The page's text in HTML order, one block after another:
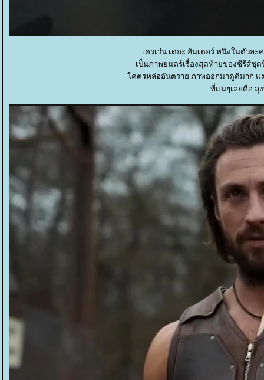
เครเว่น เดอะ ฮันเตอร์ หนึ่งในตัวล
เป็นภาพยนตร์เรื่องสุดท้ายของซีรีส์ชุด
คตรหล่ออันตราย ภาพออกมาดูดีมาก แ
ที่แน่ๆเลยคือ ลุ